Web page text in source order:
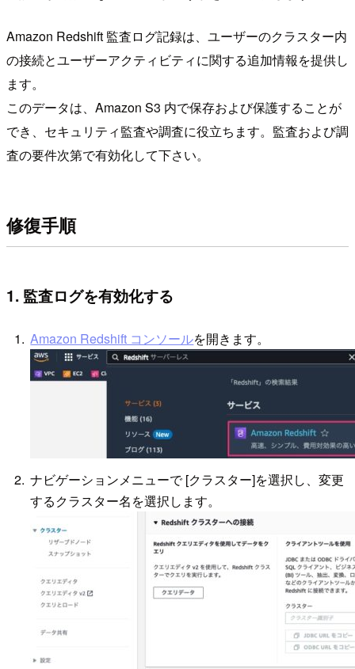
Amazon Redshift 監査ログ記録は、ユーザーのクラスター内
の接続とユーザーアクティビティに関する追加情報を提供し
ます。
このデータは、Amazon S3 内で保存および保護することが
でき、セキュリティ監査や調査に役立ちます。監査および調
査の要件次第で有効化して下さい。
修復手順
1. 監査ログを有効化する
Amazon Redshift コンソールを開きます。
ナビゲーションメニューで [クラスター]を選択し、変更
するクラスター名を選択します。